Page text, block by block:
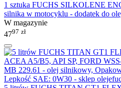
1 sztuka FUCHS SILKOLENE
silnika w motocyklu - dodatek do
W magazynie
4797 zł